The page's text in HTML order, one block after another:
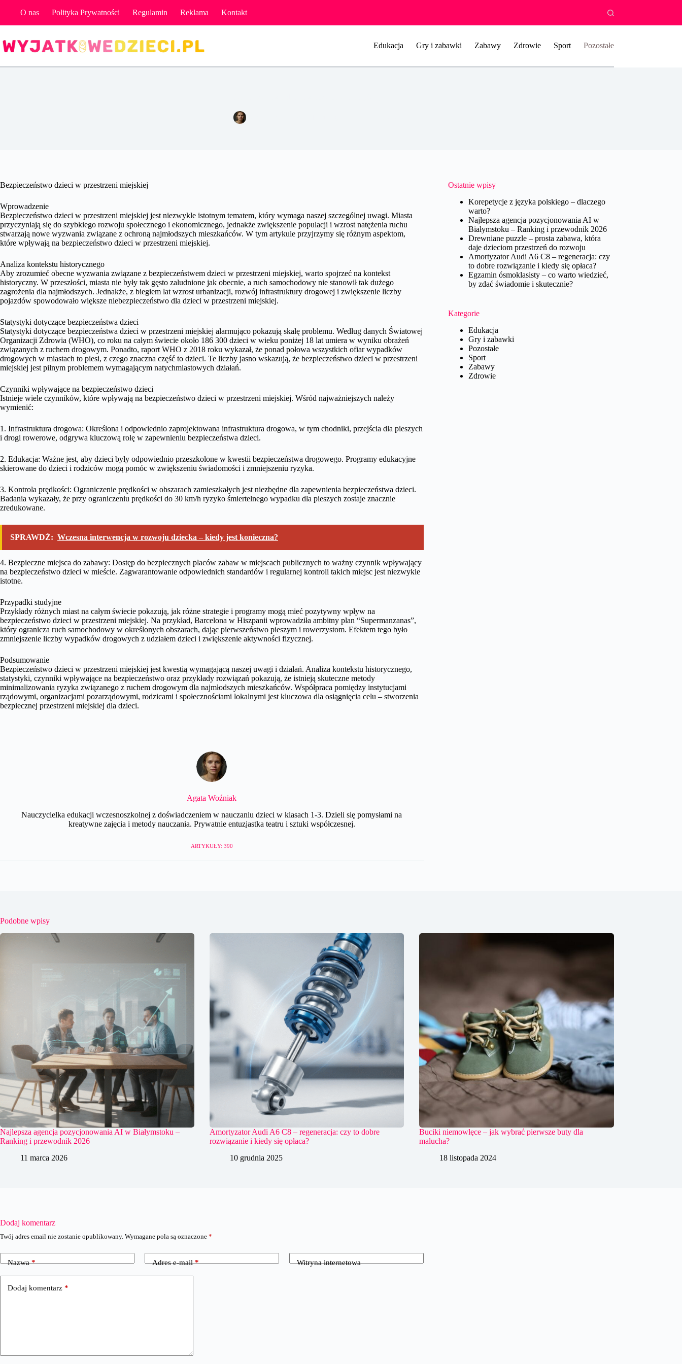
O nas Polityka Prywatności Regulamin Reklama Kontakt
Edukacja Gry i zabawki Zabawy Zdrowie Sport Pozostałe
Bezpieczeństwo dzieci w przestrzeni miejskiej
Wprowadzenie
Bezpieczeństwo dzieci w przestrzeni miejskiej jest niezwykle istotnym tematem, który wymaga naszej szczególnej uwagi. Miasta
przyczyniają się do szybkiego rozwoju społecznego i ekonomicznego, jednakże zwiększenie populacji i wzrost natężenia ruchu
stwarzają nowe wyzwania związane z ochroną najmłodszych mieszkańców. W tym artykule przyjrzymy się różnym aspektom,
które wpływają na bezpieczeństwo dzieci w przestrzeni miejskiej.
Analiza kontekstu historycznego
Aby zrozumieć obecne wyzwania związane z bezpieczeństwem dzieci w przestrzeni miejskiej, warto spojrzeć na kontekst
historyczny. W przeszłości, miasta nie były tak gęsto zaludnione jak obecnie, a ruch samochodowy nie stanowił tak dużego
zagrożenia dla najmłodszych. Jednakże, z biegiem lat wzrost urbanizacji, rozwój infrastruktury drogowej i zwiększenie liczby
pojazdów spowodowało większe niebezpieczeństwo dla dzieci w przestrzeni miejskiej.
Statystyki dotyczące bezpieczeństwa dzieci
Statystyki dotyczące bezpieczeństwa dzieci w przestrzeni miejskiej alarmująco pokazują skalę problemu. Według danych Światowej
Organizacji Zdrowia (WHO), co roku na całym świecie około 186 300 dzieci w wieku poniżej 18 lat umiera w wyniku obrażeń
związanych z ruchem drogowym. Ponadto, raport WHO z 2018 roku wykazał, że ponad połowa wszystkich ofiar wypadków
drogowych w miastach to piesi, z czego znaczna część to dzieci. Te liczby jasno wskazują, że bezpieczeństwo dzieci w przestrzeni
miejskiej jest pilnym problemem wymagającym natychmiastowych działań.
Czynniki wpływające na bezpieczeństwo dzieci
Istnieje wiele czynników, które wpływają na bezpieczeństwo dzieci w przestrzeni miejskiej. Wśród najważniejszych należy
wymienić:
1. Infrastruktura drogowa: Określona i odpowiednio zaprojektowana infrastruktura drogowa, w tym chodniki, przejścia dla pieszych
i drogi rowerowe, odgrywa kluczową rolę w zapewnieniu bezpieczeństwa dzieci.
2. Edukacja: Ważne jest, aby dzieci były odpowiednio przeszkolone w kwestii bezpieczeństwa drogowego. Programy edukacyjne
skierowane do dzieci i rodziców mogą pomóc w zwiększeniu świadomości i zmniejszeniu ryzyka.
3. Kontrola prędkości: Ograniczenie prędkości w obszarach zamieszkałych jest niezbędne dla zapewnienia bezpieczeństwa dzieci.
Badania wykazały, że przy ograniczeniu prędkości do 30 km/h ryzyko śmiertelnego wypadku dla pieszych zostaje znacznie
zredukowane.
SPRAWDŹ: Wczesna interwencja w rozwoju dziecka – kiedy jest konieczna?
4. Bezpieczne miejsca do zabawy: Dostęp do bezpiecznych placów zabaw w miejscach publicznych to ważny czynnik wpływający
na bezpieczeństwo dzieci w mieście. Zagwarantowanie odpowiednich standardów i regularnej kontroli takich miejsc jest niezwykle
istotne.
Przypadki studyjne
Przykłady różnych miast na całym świecie pokazują, jak różne strategie i programy mogą mieć pozytywny wpływ na
bezpieczeństwo dzieci w przestrzeni miejskiej. Na przykład, Barcelona w Hiszpanii wprowadziła ambitny plan “Supermanzanas”,
który ogranicza ruch samochodowy w określonych obszarach, dając pierwszeństwo pieszym i rowerzystom. Efektem tego było
zmniejszenie liczby wypadków drogowych z udziałem dzieci i zwiększenie aktywności fizycznej.
Podsumowanie
Bezpieczeństwo dzieci w przestrzeni miejskiej jest kwestią wymagającą naszej uwagi i działań. Analiza kontekstu historycznego,
statystyki, czynniki wpływające na bezpieczeństwo oraz przykłady rozwiązań pokazują, że istnieją skuteczne metody
minimalizowania ryzyka związanego z ruchem drogowym dla najmłodszych mieszkańców. Współpraca pomiędzy instytucjami
rządowymi, organizacjami pozarządowymi, rodzicami i społecznościami lokalnymi jest kluczowa dla osiągnięcia celu – stworzenia
bezpiecznej przestrzeni miejskiej dla dzieci.
Agata Woźniak
Nauczycielka edukacji wczesnoszkolnej z doświadczeniem w nauczaniu dzieci w klasach 1-3. Dzieli się pomysłami na
kreatywne zajęcia i metody nauczania. Prywatnie entuzjastka teatru i sztuki współczesnej.
ARTYKUŁY: 390
Ostatnie wpisy
Korepetycje z języka polskiego – dlaczego
warto?
Najlepsza agencja pozycjonowania AI w
Białymstoku – Ranking i przewodnik 2026
Drewniane puzzle – prosta zabawa, która
daje dzieciom przestrzeń do rozwoju
Amortyzator Audi A6 C8 – regeneracja: czy
to dobre rozwiązanie i kiedy się opłaca?
Egzamin ósmoklasisty – co warto wiedzieć,
by zdać świadomie i skutecznie?
Kategorie
Edukacja
Gry i zabawki
Pozostałe
Sport
Zabawy
Zdrowie
Podobne wpisy
Najlepsza agencja pozycjonowania AI w Białymstoku –
Ranking i przewodnik 2026
11 marca 2026
Amortyzator Audi A6 C8 – regeneracja: czy to dobre
rozwiązanie i kiedy się opłaca?
10 grudnia 2025
Buciki niemowlęce – jak wybrać pierwsze buty dla
malucha?
18 listopada 2024
Dodaj komentarz
Twój adres email nie zostanie opublikowany. Wymagane pola są oznaczone *
Nazwa* Adres e-mail* Witryna internetowa
Dodaj komentarz *